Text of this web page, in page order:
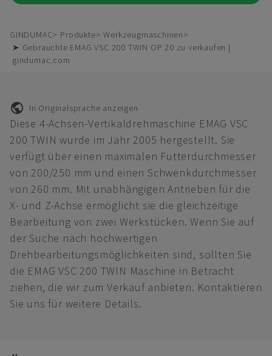
GINDUMAC Produkte
Werkzeugmaschinen
➤ Gebrauchte EMAG VSC 200 TWIN OP 20 zu verkaufen |
gindumac.com
In Originalsprache anzeigen
Diese 4-Achsen-Vertikaldrehmaschine EMAG VSC
200 TWIN wurde im Jahr 2005 hergestellt. Sie
verfügt über einen maximalen Futterdurchmesser
von 200/250 mm und einen Schwenkdurchmesser
von 260 mm. Mit unabhängigen Antrieben für die
X- und Z-Achse ermöglicht sie die gleichzeitige
Bearbeitung von zwei Werkstücken. Wenn Sie auf
der Suche nach hochwertigen
Drehbearbeitungsmöglichkeiten sind, sollten Sie
die EMAG VSC 200 TWIN Maschine in Betracht
ziehen, die wir zum Verkauf anbieten. Kontaktieren
Sie uns für weitere Details.